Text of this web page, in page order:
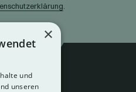
×
und
unseren